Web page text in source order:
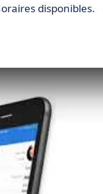
disponibles.